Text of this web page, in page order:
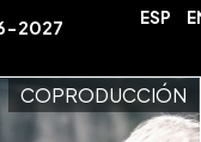
2027 ESP
COPRODUCCIÓN